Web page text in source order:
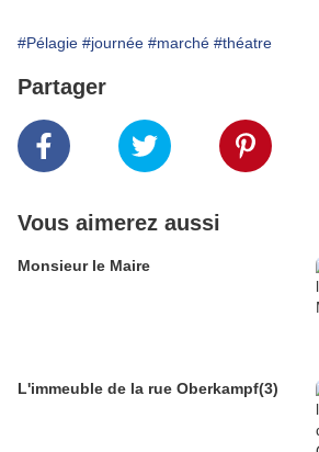
#Pélagie #journée #marché #théatre
Partager
Vous aimerez aussi
Monsieur le Maire
L'immeuble de la rue Oberkampf(3)